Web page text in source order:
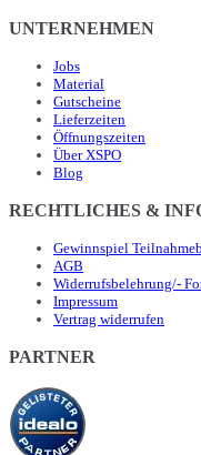
UNTERNEHMEN
Jobs
Material
Gutscheine
Lieferzeiten
Öffnungszeiten
Über XSPO
Blog
RECHTLICHES &
Gewinnspiel
AGB
Widerrufsbelehrung/-
Impressum
Vertrag widerrufen
PARTNER